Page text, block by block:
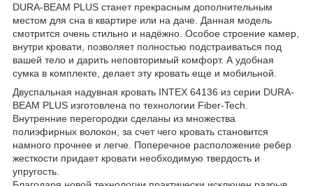
DURA-BEAM PLUS станет прекрасным дополнительным
местом для сна в квартире или на даче. Данная модель
смотрится очень стильно и надёжно. Особое строение камер,
внутри кровати, позволяет полностью подстраиваться под
вашей тело и дарить неповторимый комфорт. А удобная
сумка в комплекте, делает эту кровать еще и мобильной.
Двуспальная надувная кровать INTEX 64136 из серии DURA-
BEAM PLUS изготовлена по технологии Fiber-Tech.
Внутренние перегородки сделаны из множества
полиэфирных волокон, за счет чего кровать становится
намного прочнее и легче. Поперечное расположение ребер
жесткости придает кровати необходимую твердость и
упругость.